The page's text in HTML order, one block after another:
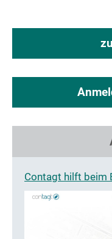
Contagt hilft beim